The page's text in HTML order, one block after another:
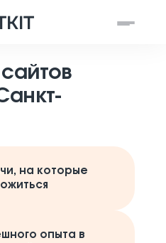
на которые
опыта в